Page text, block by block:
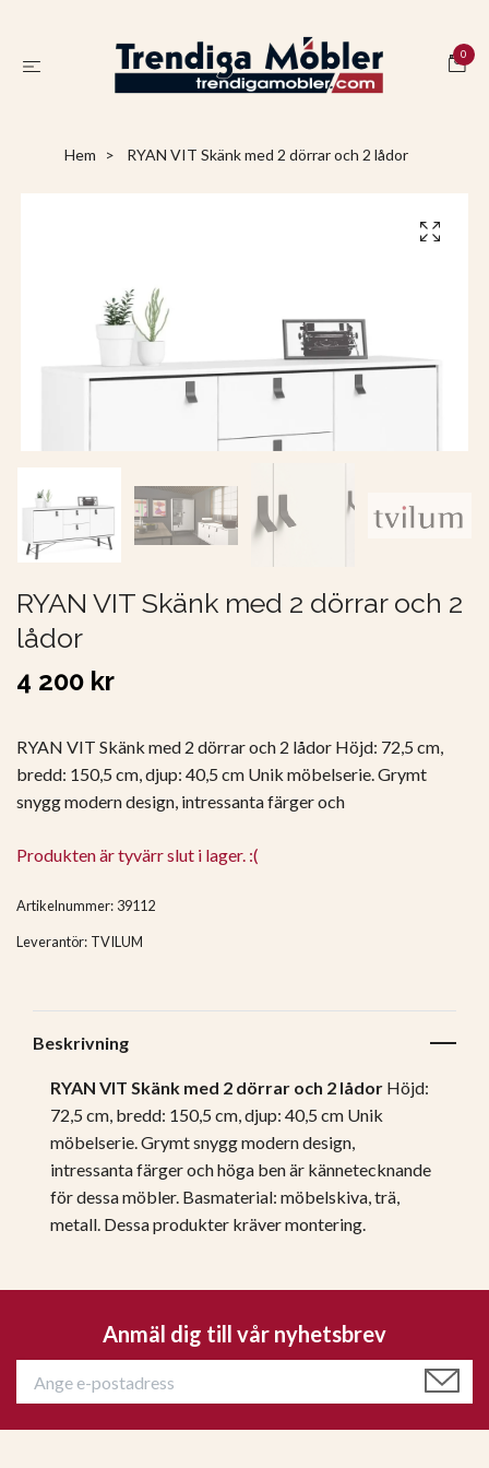
0
Hem RYAN VIT Skänk med 2 dörrar och 2 lådor
RYAN VIT Skänk med 2 dörrar och 2
lådor
4 200 kr
RYAN VIT Skänk med 2 dörrar och 2 lådor Höjd: 72,5 cm,
bredd: 150,5 cm, djup: 40,5 cm Unik möbelserie. Grymt
snygg modern design, intressanta färger och
Produkten är tyvärr slut i lager. :(
Artikelnummer: 39112
Leverantör: TVILUM
Beskrivning
RYAN VIT Skänk med 2 dörrar och 2 lådor Höjd:
72,5 cm, bredd: 150,5 cm, djup: 40,5 cm Unik
möbelserie. Grymt snygg modern design,
intressanta färger och höga ben är kännetecknande
för dessa möbler. Basmaterial: möbelskiva, trä,
metall. Dessa produkter kräver montering.
Anmäl dig till vår nyhetsbrev